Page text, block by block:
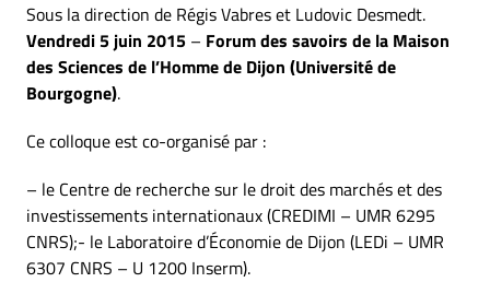
Sous la direction de Régis Vabres et Ludovic Desmedt.
Vendredi 5 juin 2015 – Forum des savoirs de la Maison
des Sciences de l’Homme de Dijon (Université de
Bourgogne).
Ce colloque est co-organisé par :
– le Centre de recherche sur le droit des marchés et des
investissements internationaux (CREDIMI – UMR 6295
CNRS);- le Laboratoire d’Économie de Dijon (LEDi – UMR
6307 CNRS – U 1200 Inserm).